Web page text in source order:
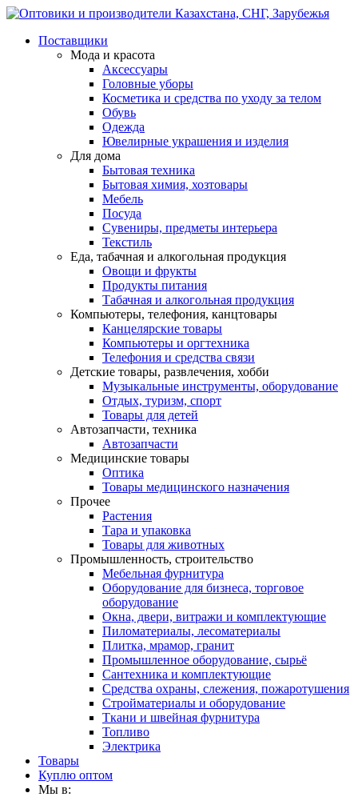
Поставщики
Мода и красота
Аксессуары
Головные уборы
Косметика и средства по уходу за телом
Обувь
Одежда
Ювелирные украшения и изделия
Для дома
Бытовая техника
Бытовая химия, хозтовары
Мебель
Посуда
Сувениры, предметы интерьера
Текстиль
Еда, табачная и алкогольная продукция
Овощи и фрукты
Продукты питания
Табачная и алкогольная продукция
Компьютеры, телефония, канцтовары
Канцелярские товары
Компьютеры и оргтехника
Телефония и средства связи
Детские товары, развлечения, хобби
Музыкальные инструменты, оборудование
Отдых, туризм, спорт
Товары для детей
Автозапчасти, техника
Автозапчасти
Медицинские товары
Оптика
Товары медицинского назначения
Прочее
Растения
Тара и упаковка
Товары для животных
Промышленность, строительство
Мебельная фурнитура
Оборудование для бизнеса, торговое
оборудование
Окна, двери, витражи и комплектующие
Пиломатериалы, лесоматериалы
Плитка, мрамор, гранит
Промышленное оборудование, сырьё
Сантехника и комплектующие
Средства охраны, слежения, пожаротушения
Стройматериалы и оборудование
Ткани и швейная фурнитура
Топливо
Электрика
Товары
Куплю оптом
Мы в: